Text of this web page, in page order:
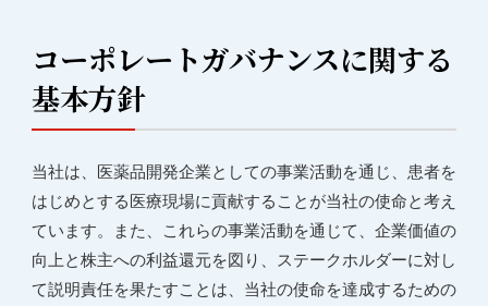
コーポレートガバナンスに関する
基本方針
当社は、医薬品開発企業としての事業活動を通じ、患者を
はじめとする医療現場に貢献することが当社の使命と考え
ています。また、これらの事業活動を通じて、企業価値の
向上と株主への利益還元を図り、ステークホルダーに対し
て説明責任を果たすことは、当社の使命を達成するための